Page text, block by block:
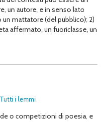
un autore, e in senso lato
mattatore (del pubblico); 2)
affermato, un fuoriclasse, un
Tutti i lemmi
o competizioni di poesia, e